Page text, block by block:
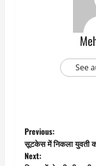
See
P
o
Previous:
सूटकेस में निकला युवती
Next: